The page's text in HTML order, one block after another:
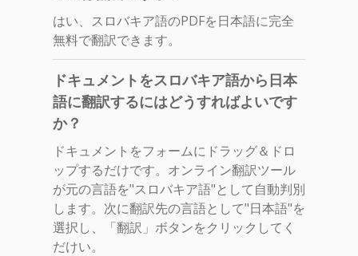
はい、スロバキア語のPDFを日本語に完全
無料で翻訳できます。
ドキュメントをスロバキア語から日本
語に翻訳するにはどうすればよいです
か？
ドキュメントをフォームにドラッグ＆ドロ
ップするだけです。オンライン翻訳ツール
が元の言語を"スロバキア語"として自動判別
します。次に翻訳先の言語として"日本語"を
選択し、「翻訳」ボタンをクリックしてく
だけい。